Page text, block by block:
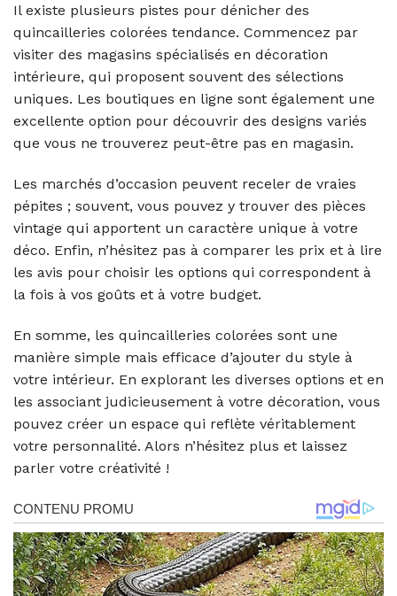
Il existe plusieurs pistes pour dénicher des
quincailleries colorées tendance. Commencez par
visiter des magasins spécialisés en décoration
intérieure, qui proposent souvent des sélections
uniques. Les boutiques en ligne sont également une
excellente option pour découvrir des designs variés
que vous ne trouverez peut-être pas en magasin.
Les marchés d’occasion peuvent receler de vraies
pépites ; souvent, vous pouvez y trouver des pièces
vintage qui apportent un caractère unique à votre
déco. Enfin, n’hésitez pas à comparer les prix et à lire
les avis pour choisir les options qui correspondent à
la fois à vos goûts et à votre budget.
En somme, les quincailleries colorées sont une
manière simple mais efficace d’ajouter du style à
votre intérieur. En explorant les diverses options et en
les associant judicieusement à votre décoration, vous
pouvez créer un espace qui reflète véritablement
votre personnalité. Alors n’hésitez plus et laissez
parler votre créativité !